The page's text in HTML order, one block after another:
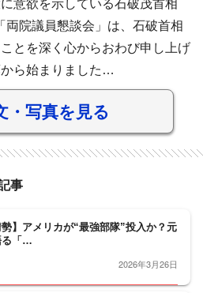
意欲を示している石破茂首相
両院議員懇談会」は、石破首相
とを深く心からおわび申し上げ
ら始まりました…
・写真を見る
事
勢】アメリカが“最強部隊”投入か？元
る「…
2026年3月26日